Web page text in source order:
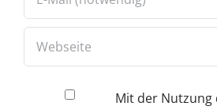
Mit der Nutzung